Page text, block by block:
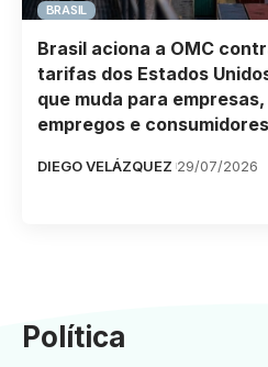
BRASIL
Brasil aciona a OMC
tarifas dos Estados
que muda para empresas,
empregos e
DIEGO VELÁZQUEZ 29/07/2026
Política